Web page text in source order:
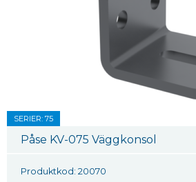
SERIER: 75
Påse KV-075 Väggkonsol
Produktkod: 20070